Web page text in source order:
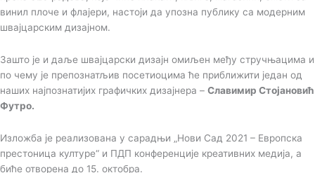
винил плоче и флајери, настоји да упозна публику са модерним
швајцарским дизајном.
Зашто је и даље швајцарски дизајн омиљен међу стручњацима и
по чему је препознатљив посетиоцима ће приближити један од
наших најпознатијих графичких дизајнера – Славимир Стојановић
Футро.
Изложба је реализована у сарадњи „Нови Сад 2021 – Европска
престоница културе“ и ПДП конференције креативних медија, а
биће отворена до 15. октобра.